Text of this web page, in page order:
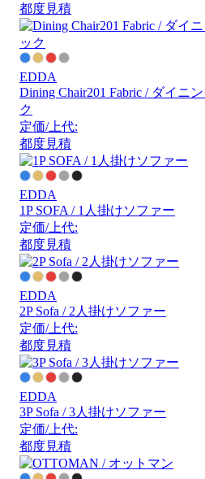
都度見積
EDDA
Dining Chair201 Fabric / ダイニ
ク
定価/上代:
都度見積
EDDA
1P SOFA / 1人掛けソファー
定価/上代:
都度見積
EDDA
2P Sofa / 2人掛けソファー
定価/上代:
都度見積
EDDA
3P Sofa / 3人掛けソファー
定価/上代:
都度見積